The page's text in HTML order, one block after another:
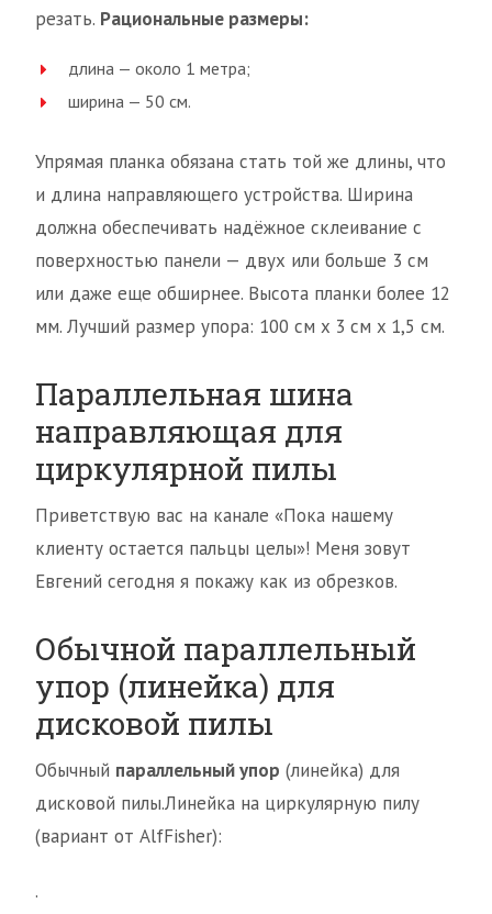
резать. Рациональные размеры:
длина — около 1 метра;
ширина — 50 см.
Упрямая планка обязана стать той же длины, что
и длина направляющего устройства. Ширина
должна обеспечивать надёжное склеивание с
поверхностью панели — двух или больше 3 см
или даже еще обширнее. Высота планки более 12
мм. Лучший размер упора: 100 см x 3 см x 1,5 см.
Параллельная шина
направляющая для
циркулярной пилы
Приветствую вас на канале «Пока нашему
клиенту остается пальцы целы»! Меня зовут
Евгений сегодня я покажу как из обрезков.
Обычной параллельный
упор (линейка) для
дисковой пилы
Обычный параллельный упор (линейка) для
дисковой пилы.Линейка на циркулярную пилу
(вариант от AlfFisher):
.